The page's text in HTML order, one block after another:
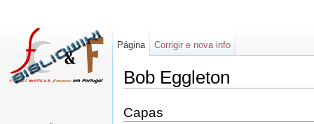
Bob Eggleton
Capas
Página Corrigir e nova info